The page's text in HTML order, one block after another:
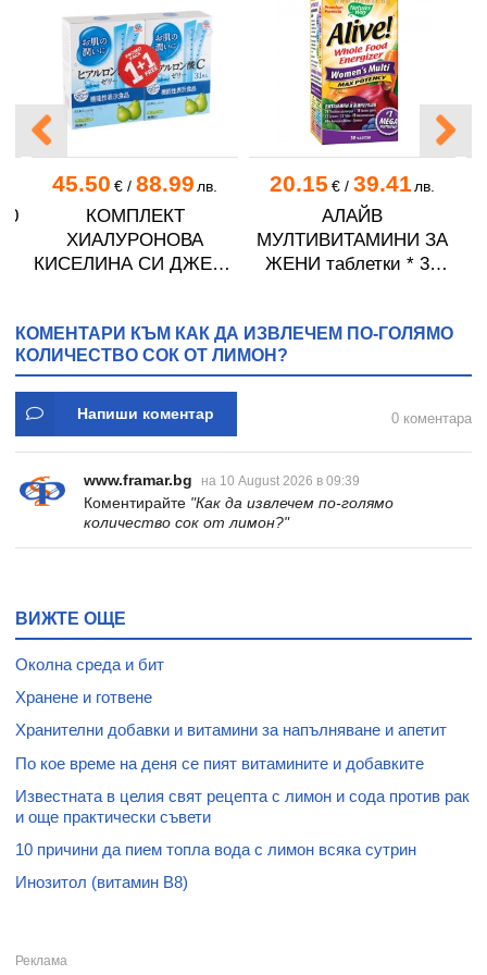
45.50 €/ 88.99 лв.
КОМПЛЕКТ
ХИАЛУРОНОВА
КИСЕЛИНА СИ ДЖЕЛИ
20.15 €/ 39.41 лв.
АЛАЙВ
МУЛТИВИТАМИНИ ЗА
ЖЕНИ таблетки * 30
КОМЕНТАРИ КЪМ КАК ДА ИЗВЛЕЧЕМ ПО-ГОЛЯМО
КОЛИЧЕСТВО СОК ОТ ЛИМОН?
Напиши коментар 0 коментара
www.framar.bg на 10 August 2026 в 09:39
Коментирайте "Как да извлечем по-голямо
количество сок от лимон?"
ВИЖТЕ ОЩЕ
Околна среда и бит
Хранене и готвене
Хранителни добавки и витамини за напълняване и апетит
По кое време на деня се пият витамините и добавките
Известната в целия свят рецепта с лимон и сода против рак
и още практически съвети
10 причини да пием топла вода с лимон всяка сутрин
Инозитол (витамин В8)